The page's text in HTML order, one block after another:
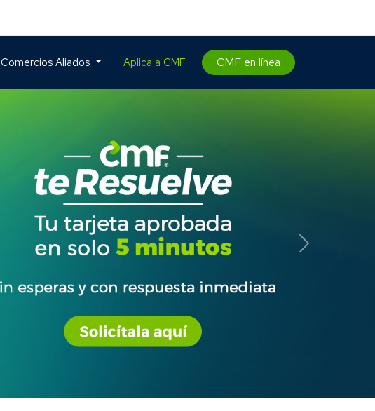
Comercios Aliados Aplica a CMF CMF en línea
Siguiente